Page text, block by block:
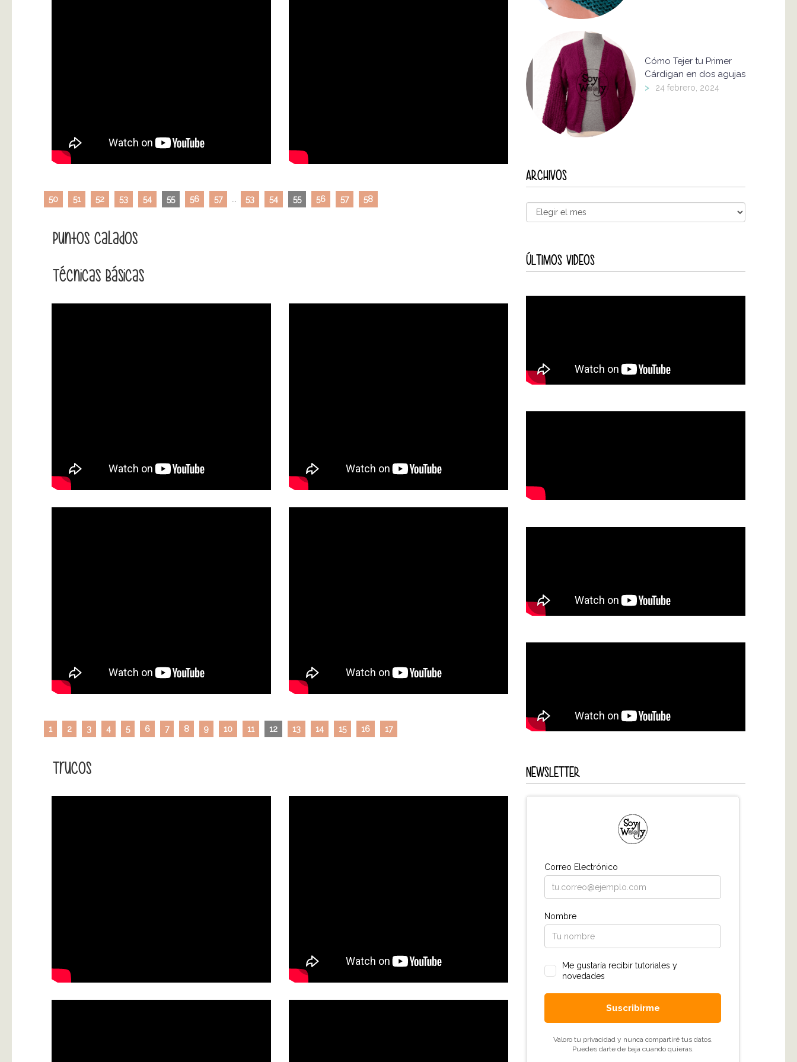
50 51 52 53 54 55 56 57 53 54 55 56 57 58
Puntos Calados
Técnicas Básicas
1 2 3 4 5 6 7 8 9 10 11 12 13 14 15 16 17
Trucos
Cómo Tejer tu Primer
Cárdigan en dos agujas
> 24 febrero, 2024
ARCHIVOS
ÚLTIMOS VIDEOS
NEWSLETTER